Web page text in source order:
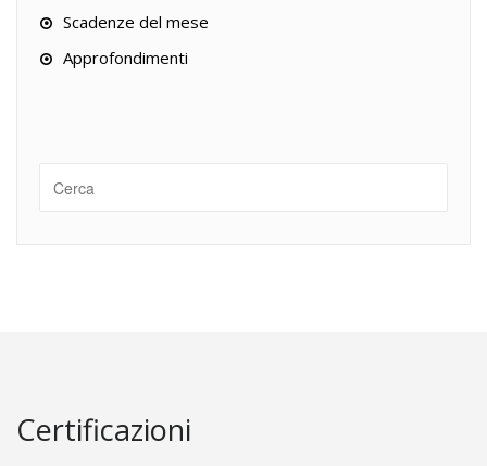
Scadenze del mese
Approfondimenti
Certificazioni